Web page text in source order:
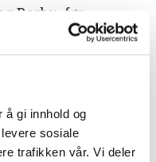
å gi innhold og
sosiale
trafikken vår. Vi deler
Barbu, før
at han
han, etter at